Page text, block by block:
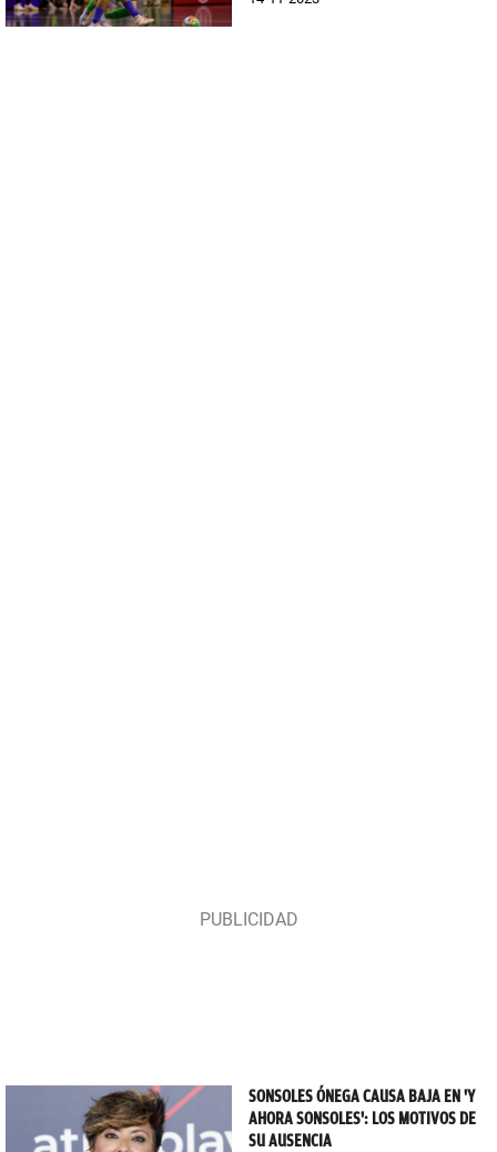
SONSOLES ÓNEGA CAUSA BAJA EN 'Y
AHORA SONSOLES': LOS MOTIVOS DE
SU AUSENCIA